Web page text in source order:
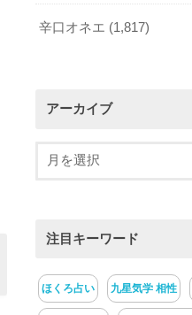
辛口オネエ (1,817)
アーカイブ
注目キーワード
ほくろ占い 九星気学 相性